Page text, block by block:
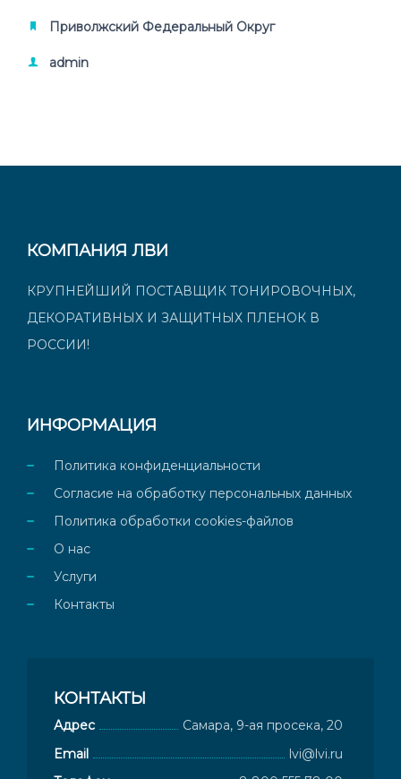
Приволжский Федеральный Округ
admin
КОМПАНИЯ ЛВИ
КРУПНЕЙШИЙ ПОСТАВЩИК ТОНИРОВОЧНЫХ,
ДЕКОРАТИВНЫХ И ЗАЩИТНЫХ ПЛЕНОК В
РОССИИ!
ИНФОРМАЦИЯ
Политика конфиденциальности
Согласие на обработку персональных данных
Политика обработки cookies-файлов
О нас
Услуги
Контакты
КОНТАКТЫ
Адрес
Самара, 9-ая просека, 20
Email
lvi@lvi.ru